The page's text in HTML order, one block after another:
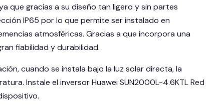
que gracias a su diseño tan ligero y sin partes
IP65 por lo que permite ser instalado en
atmosféricas. Gracias a que incorpora una
fiabilidad y durabilidad.
cuando se instala bajo la luz solar directa, la
Instale el inversor Huawei SUN2000L-4.6KTL Red